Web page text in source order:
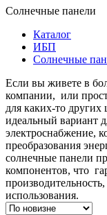
Солнечные панели
Каталог
ИБП
Солнечные
Если вы живете в
компании, или
для каких-то
идеальный вариант
электроснабжение,
преобразования
солнечные панели
компонентов, что
использования.